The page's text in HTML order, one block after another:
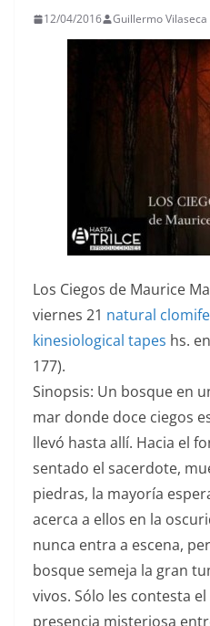
12/04/2016 Guillermo Vilaseca
Los Ciegos de Maurice
viernes 21 natural
kinesiological tapes hs.
177).
Sinopsis: Un bosque en
mar donde doce ciegos
llevó hasta allí. Hacia el
sentado el sacerdote,
piedras, la mayoría
acerca a ellos en la
nunca entra a escena,
bosque semeja la gran
vivos. Sólo les contesta
presencia misteriosa